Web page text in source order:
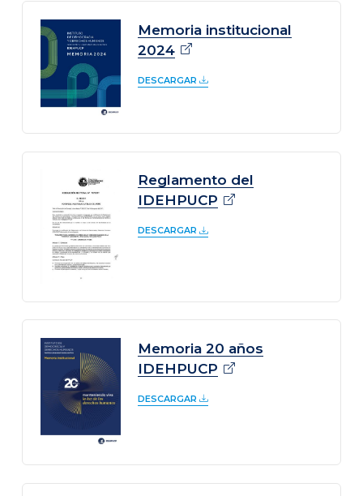
Memoria institucional
2024
DESCARGAR
Reglamento del
IDEHPUCP
DESCARGAR
Memoria 20 años
IDEHPUCP
DESCARGAR